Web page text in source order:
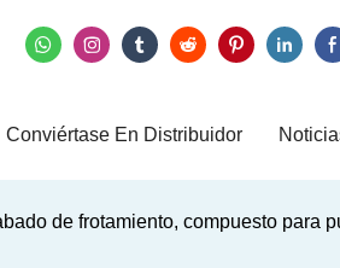
Conviértase En Distribuidor
de frotamiento, compuesto para